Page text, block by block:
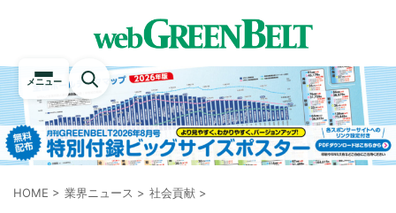
メニュー
HOME > 業界ニュース > 社会貢献 >